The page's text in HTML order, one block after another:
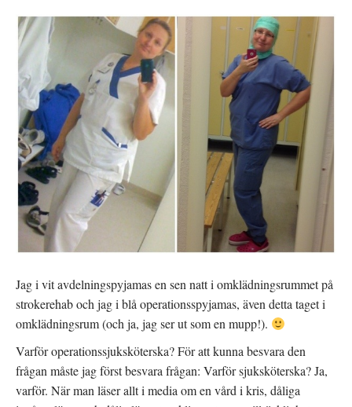
Jag i vit avdelningspyjamas en sen natt i omklädningsrummet på
strokerehab och jag i blå operationsspyjamas, även detta taget i
omklädningsrum (och ja, jag ser ut som en mupp!).
Varför operationssjuksköterska? För att kunna besvara den
frågan måste jag först besvara frågan: Varför sjuksköterska? Ja,
varför. När man läser allt i media om en vård i kris, dåliga